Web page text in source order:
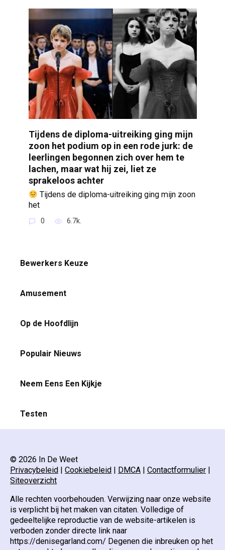
Tijdens de diploma-uitreiking ging mijn
zoon het podium op in een rode jurk: de
leerlingen begonnen zich over hem te
lachen, maar wat hij zei, liet ze
sprakeloos achter
Tijdens de diploma-uitreiking ging mijn zoon
het
0 6.7k.
Bewerkers Keuze
Amusement
Op de Hoofdlijn
Populair Nieuws
Neem Eens Een Kijkje
Testen
© 2026 In De Weet
Privacybeleid | Cookiebeleid | DMCA | Contactformulier |
Siteoverzicht
Alle rechten voorbehouden. Verwijzing naar onze website
is verplicht bij het maken van citaten. Volledige of
gedeeltelijke reproductie van de website-artikelen is
verboden zonder directe link naar
https://denisegarland.com/ Degenen die inbreuken op het